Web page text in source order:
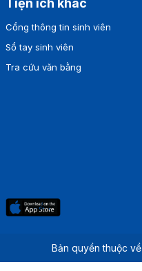
Tiện ích khác
Cổng thông tin sinh viên
Sổ tay sinh viên
Tra cứu văn bằng
Bản quyền thuộc về